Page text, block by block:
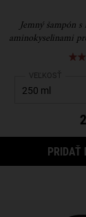
KIT
Jemný šampón
aminokyselinami
Select a
VEĽKOSŤ
PRIDAŤ